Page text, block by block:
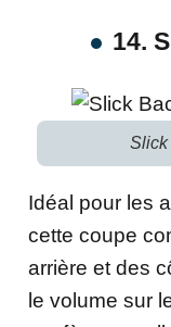
14.
Slick
Idéal pour les
cette coupe
arrière et des
le volume sur